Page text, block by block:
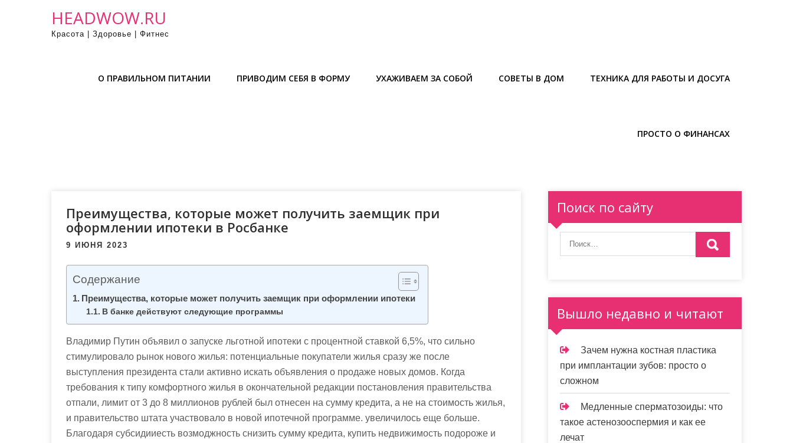
HEADWOW.RU
Красота | Здоровье | Фитнес
О ПРАВИЛЬНОМ ПИТАНИИ ПРИВОДИМ СЕБЯ В ФОРМУ УХАЖИВАЕМ ЗА СОБОЙ СОВЕТЫ В ДОМ ТЕХНИКА ДЛЯ РАБОТЫ И ДОСУГА
ПРОСТО О ФИНАНСАХ
Преимущества, которые может получить заемщик при
оформлении ипотеки в Росбанке
9 ИЮНЯ 2023
Содержание
Преимущества, которые может получить заемщик при оформлении ипотеки
В банке действуют следующие программы
Владимир Путин объявил о запуске льготной ипотеки с процентной ставкой 6,5%, что сильно
стимулировало рынок нового жилья: потенциальные покупатели жилья сразу же после
выступления президента стали активно искать объявления о продаже новых домов. Когда
требования к типу комфортного жилья в окончательной редакции постановления правительства
отпали, лимит от 3 до 8 миллионов рублей был отнесен на сумму кредита, а не на стоимость жилья,
и правительство штата участвовало в новой ипотечной программе. увеличилось еще больше.
Благодаря субсидииесть возмоджность снизить сумму кредита, купить недвижимость подороже и
Поиск по сайту
Вышло недавно и читают
Зачем нужна костная пластика
при имплантации зубов: просто о
сложном
Медленные сперматозоиды: что
такое астенозооспермия и как ее
лечат